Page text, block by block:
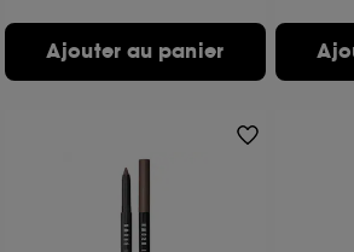
Ajouter au panier